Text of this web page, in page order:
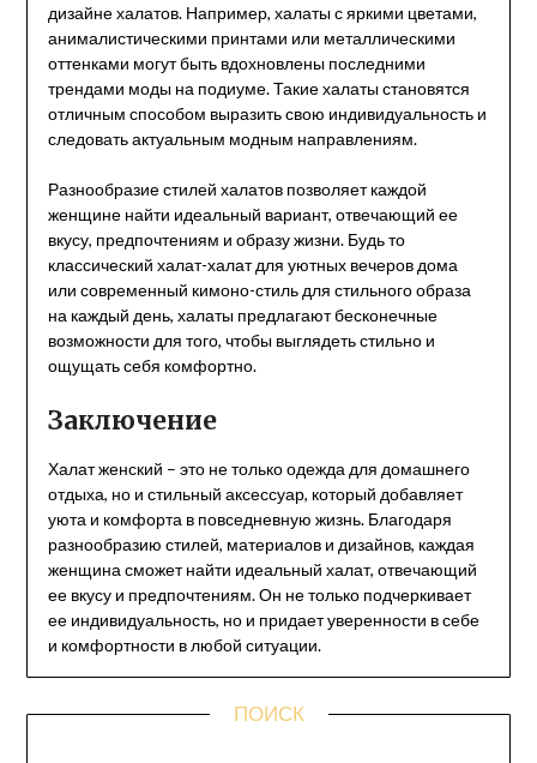
дизайне халатов. Например, халаты с яркими цветами,
анималистическими принтами или металлическими
оттенками могут быть вдохновлены последними
трендами моды на подиуме. Такие халаты становятся
отличным способом выразить свою индивидуальность и
следовать актуальным модным направлениям.
Разнообразие стилей халатов позволяет каждой
женщине найти идеальный вариант, отвечающий ее
вкусу, предпочтениям и образу жизни. Будь то
классический халат-халат для уютных вечеров дома
или современный кимоно-стиль для стильного образа
на каждый день, халаты предлагают бесконечные
возможности для того, чтобы выглядеть стильно и
ощущать себя комфортно.
Заключение
Халат женский – это не только одежда для домашнего
отдыха, но и стильный аксессуар, который добавляет
уюта и комфорта в повседневную жизнь. Благодаря
разнообразию стилей, материалов и дизайнов, каждая
женщина сможет найти идеальный халат, отвечающий
ее вкусу и предпочтениям. Он не только подчеркивает
ее индивидуальность, но и придает уверенности в себе
и комфортности в любой ситуации.
ПОИСК